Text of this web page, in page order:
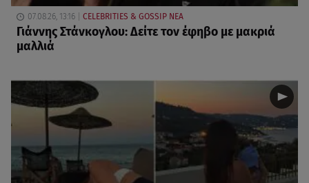
07.08.26, 13:16 CELEBRITIES & GOSSIP ΝΕΑ
Γιάννης Στάνκογλου: Δείτε τον έφηβο με μακριά
μαλλιά